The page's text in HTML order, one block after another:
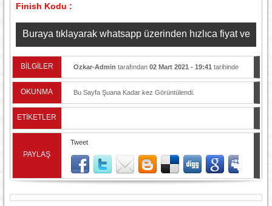
Finish Kodu :
Buraya tıklayarak whatsapp üzerinden hızlıca fiyat ve
stok bilgisi alabilirsiniz
BİLGİLER Ozkar-Admin tarafından 02 Mart 2021 - 19:41 tarihinde
OKUNMA Bu Sayfa Şuana Kadar kez Görüntülendi.
ETİKETLER
PAYLAŞ
Tweet